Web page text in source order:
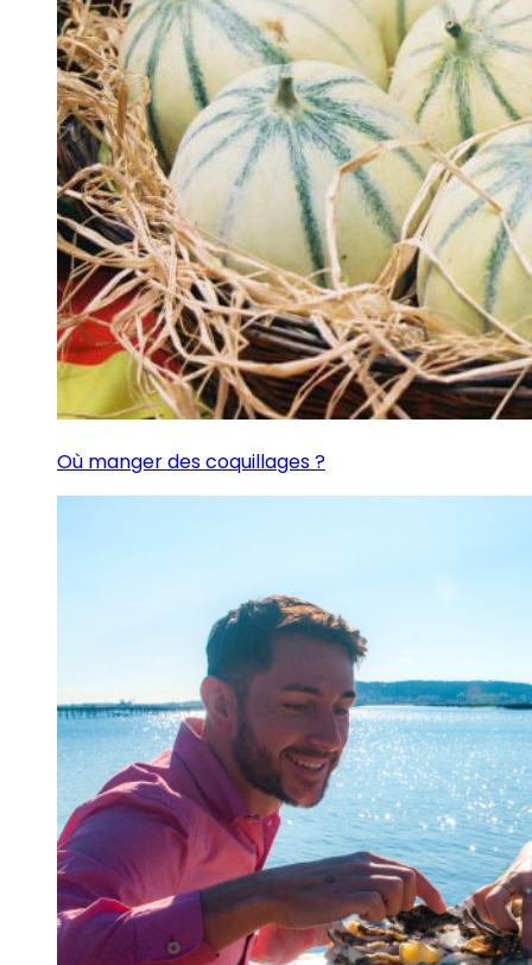
Où manger des coquillages ?